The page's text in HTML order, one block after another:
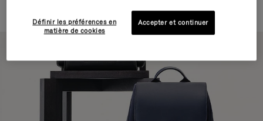
Définir les préférences en
matière de cookies
Accepter et continuer